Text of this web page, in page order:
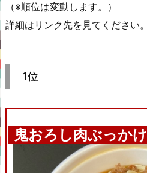
（※順位は変動します。）
詳細はリンク先を見てください。
1位
鬼おろし肉ぶっかけ